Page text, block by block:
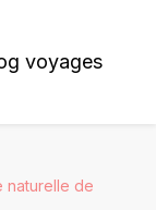
voyages
naturelle de